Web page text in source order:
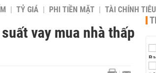
TỶ GIÁ PHI TIỀN MẶT TÀI CHÍNH
vay mua nhà thấp